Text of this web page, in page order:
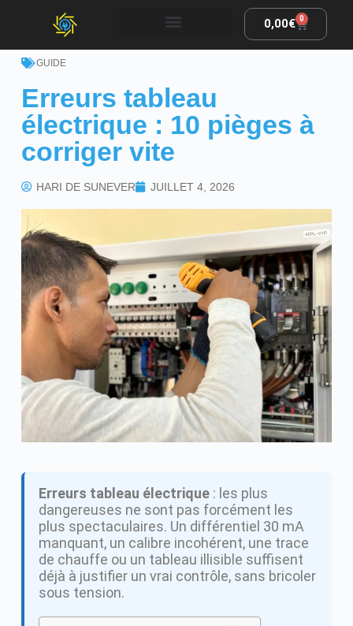
0,00€ 0
GUIDE
Erreurs tableau
électrique : 10 pièges à
corriger vite
HARI DE SUNEVER JUILLET 4, 2026
Erreurs tableau électrique: les plus
dangereuses ne sont pas forcément les
plus spectaculaires. Un différentiel 30 mA
manquant, un calibre incohérent, une trace
de chauffe ou un tableau illisible suffisent
déjà à justifier un vrai contrôle, sans bricoler
sous tension.